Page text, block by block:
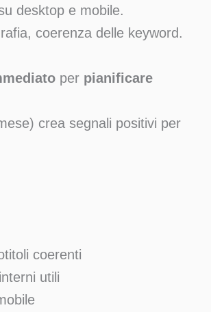
desktop e mobile.
coerenza delle keyword.
per pianificare
crea segnali positivi per
coerenti
utili